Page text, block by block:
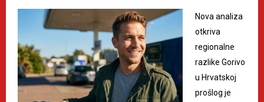
Nova analiza
otkriva
regionalne
razlike Gorivo
u Hrvatskoj
prošlog je